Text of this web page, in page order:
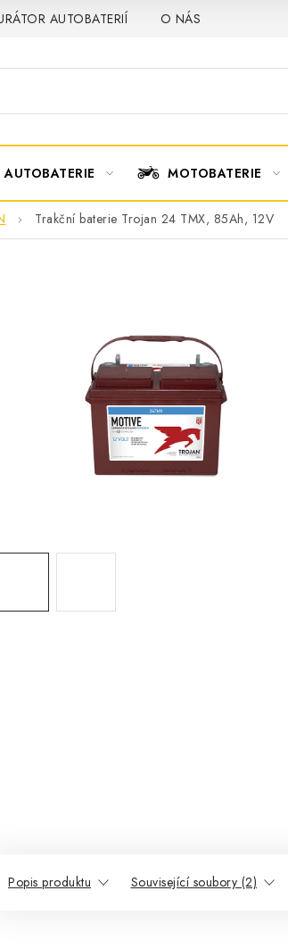
AUTOBATERIÍ O NÁS
AUTOBATERIE MOTOBATERIE
Trakční baterie Trojan 24 TMX, 85Ah, 12V
Popis produktu Související soubory (2)